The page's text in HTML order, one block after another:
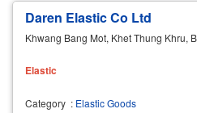
Daren Elastic Co Ltd
Khwang Bang Mot, Khet Thung Khru,
Elastic
Category : Elastic Goods